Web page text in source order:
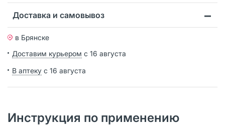
Доставка и самовывоз
в Брянске
Доставим курьером с 16 августа
В аптеку с 16 августа
Инструкция по применению